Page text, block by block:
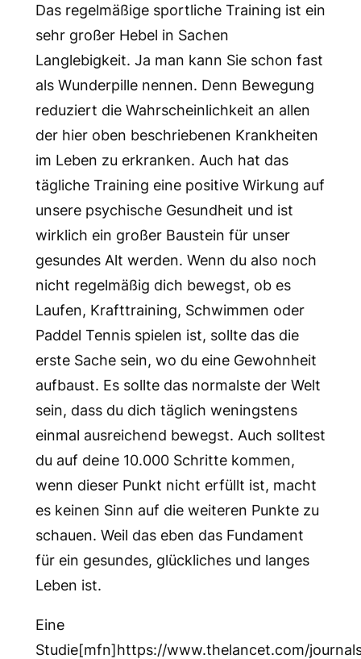
Das regelmäßige sportliche Training ist ein
sehr großer Hebel in Sachen
Langlebigkeit. Ja man kann Sie schon fast
als Wunderpille nennen. Denn Bewegung
reduziert die Wahrscheinlichkeit an allen
der hier oben beschriebenen Krankheiten
im Leben zu erkranken. Auch hat das
tägliche Training eine positive Wirkung auf
unsere psychische Gesundheit und ist
wirklich ein großer Baustein für unser
gesundes Alt werden. Wenn du also noch
nicht regelmäßig dich bewegst, ob es
Laufen, Krafttraining, Schwimmen oder
Paddel Tennis spielen ist, sollte das die
erste Sache sein, wo du eine Gewohnheit
aufbaust. Es sollte das normalste der Welt
sein, dass du dich täglich weningstens
einmal ausreichend bewegst. Auch solltest
du auf deine 10.000 Schritte kommen,
wenn dieser Punkt nicht erfüllt ist, macht
es keinen Sinn auf die weiteren Punkte zu
schauen. Weil das eben das Fundament
für ein gesundes, glückliches und langes
Leben ist.
Eine
Studie[mfn]https://www.thelancet.com/